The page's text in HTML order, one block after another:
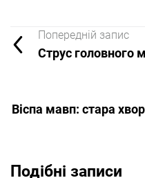
Попередній запис
Струс головного
Віспа мавп: стара
Подібні записи